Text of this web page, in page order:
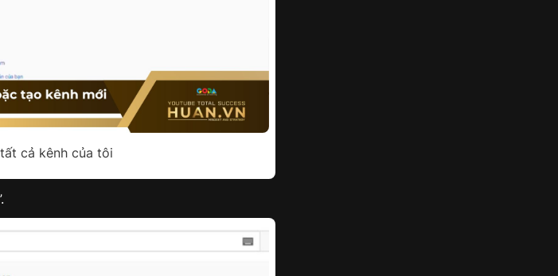
cả kênh của tôi